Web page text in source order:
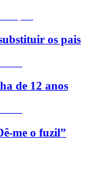
os pais
de 12 anos
me o fuzil”